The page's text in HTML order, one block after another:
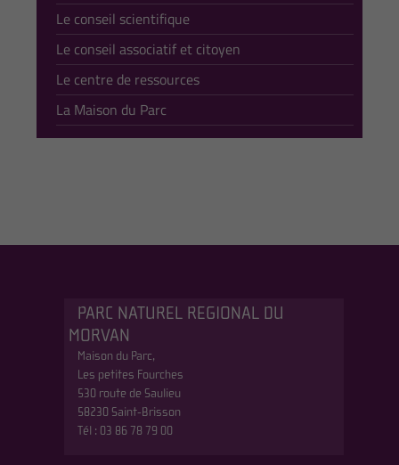
Le conseil scientifique
Le conseil associatif et citoyen
Le centre de ressources
La Maison du Parc
PARC NATUREL REGIONAL DU
MORVAN
Maison du Parc,
Les petites Fourches
530 route de Saulieu
58230 Saint-Brisson
Tél : 03 86 78 79 00